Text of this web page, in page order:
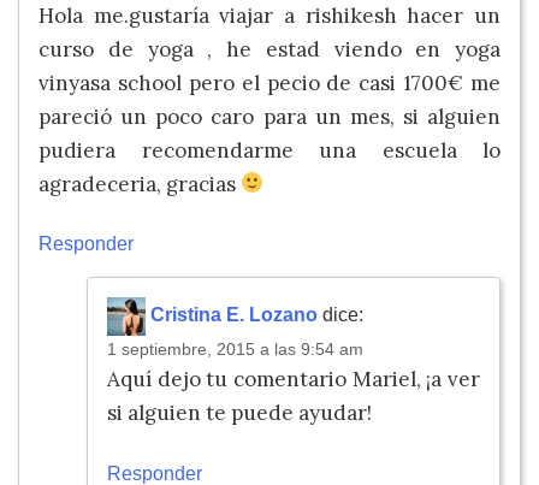
Hola me.gustaría viajar a rishikesh hacer un
curso de yoga , he estad viendo en yoga
vinyasa school pero el pecio de casi 1700€ me
pareció un poco caro para un mes, si alguien
pudiera recomendarme una escuela lo
agradeceria, gracias
Responder
Cristina E. Lozano dice:
1 septiembre, 2015 a las 9:54 am
Aquí dejo tu comentario Mariel, ¡a ver
si alguien te puede ayudar!
Responder